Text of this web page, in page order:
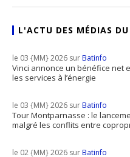
L'ACTU DES MÉDIAS
le 03 {MM} 2026 surBatinfo
Vinci annonce un bénéfice net
les services à l’énergie
le 03 {MM} 2026 surBatinfo
Tour Montparnasse : le
malgré les conflits entre
le 02 {MM} 2026 surBatinfo